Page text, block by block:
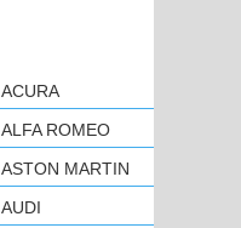
ACURA
ALFA ROMEO
ASTON MARTIN
AUDI